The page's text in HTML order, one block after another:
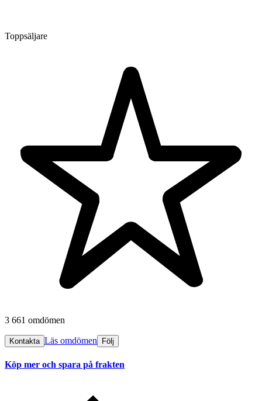
Toppsäljare
3 661 omdömen
Kontakta Läs omdömen Följ
Köp mer och spara på frakten